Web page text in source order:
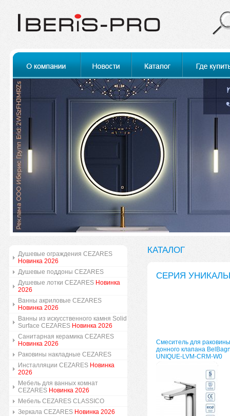
Душевые ограждения CEZARES
Новинка 2026
Душевые поддоны CEZARES
Душевые лотки CEZARES Новинка
2026
Ванны акриловые CEZARES
Новинка 2026
Ванны из искусственного камня Solid
Surface CEZARES Новинка 2026
Санитарная керамика CEZARES
Новинка 2026
Раковины накладные CEZARES
Инсталляции CEZARES Новинка
2026
Мебель для ванных комнат
CEZARES Новинка 2026
Мебель CEZARES CLASSICO
Зеркала CEZARES Новинка 2026
КАТАЛОГ
СЕРИЯ
Смеситель для
донного клапана
UNIQUE-LVM-CRM-W0